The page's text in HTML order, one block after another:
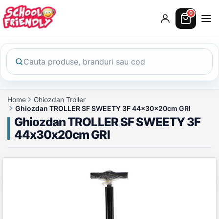
0
Home
Ghiozdan Troller
Ghiozdan TROLLER SF SWEETY 3F 44x30x20cm GRI
Ghiozdan TROLLER SF SWEETY 3F
44x30x20cm GRI
Galerie produs